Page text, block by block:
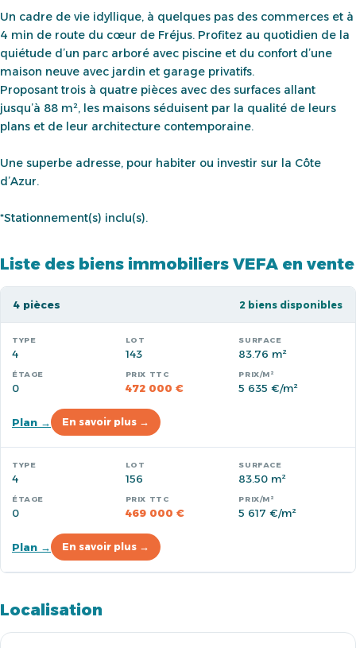
Un cadre de vie idyllique, à quelques pas des commerces et à
4 min de route du cœur de Fréjus. Profitez au quotidien de la
quiétude d’un parc arboré avec piscine et du confort d’une
maison neuve avec jardin et garage privatifs.
Proposant trois à quatre pièces avec des surfaces allant
jusqu’à 88 m², les maisons séduisent par la qualité de leurs
plans et de leur architecture contemporaine.
Une superbe adresse, pour habiter ou investir sur la Côte
d’Azur.
*Stationnement(s) inclu(s).
Liste des biens immobiliers VEFA en vente
4 pièces 2 biens disponibles
4 143 83.76 m²
0 472 000 € 5 635 €/m²
Plan → En savoir plus →
4 156 83.50 m²
0 469 000 € 5 617 €/m²
Plan → En savoir plus →
Localisation